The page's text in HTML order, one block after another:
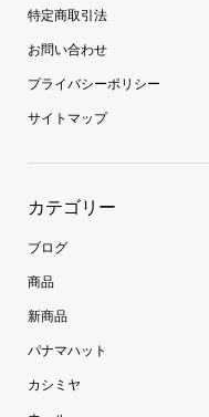
特定商取引法
お問い合わせ
プライバシーポリシー
サイトマップ
カテゴリー
ブログ
商品
新商品
パナマハット
カシミヤ